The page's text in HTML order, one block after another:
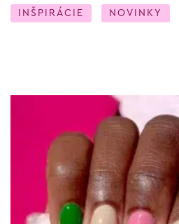
INŠPIRÁCIE NOVINKY